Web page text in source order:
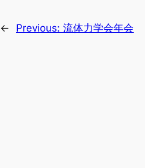
← Previous: 流体力学会年会